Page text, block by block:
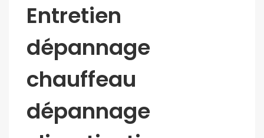
Entretien
dépannage
chauffeau
dépannage